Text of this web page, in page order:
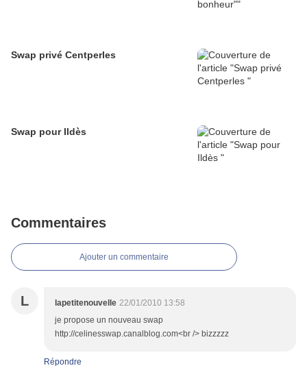
Swap privé Centperles
Swap pour Ildès
Commentaires
Ajouter un commentaire
L lapetitenouvelle 22/01/2010 13:58
je propose un nouveau swap
http://celinesswap.canalblog.com<br /> bizzzzz
Répondre